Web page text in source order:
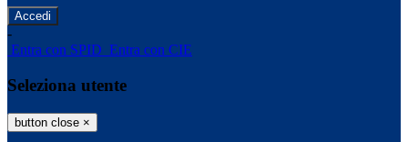
-
Entra con SPID Entra con CIE
Seleziona utente
button close ×